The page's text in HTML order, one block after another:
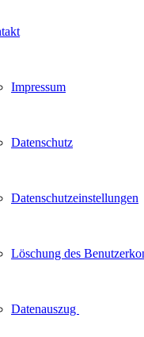
Impressum
Datenschutz
Datenschutzeinstellungen
Löschung des
Datenauszug